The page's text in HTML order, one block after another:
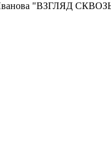
Иванова "ВЗГЛЯД